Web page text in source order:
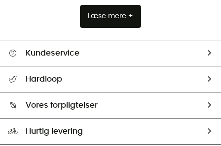
Læse mere +
Kundeservice
Returnering & Tilbagebetaling
Hardloop
Our ambassadors
Vores forpligtelser
Second hand
Hurtig levering